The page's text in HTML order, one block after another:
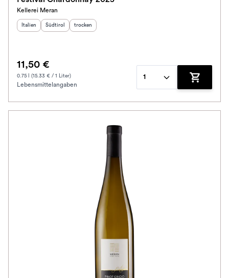
Kellerei Meran
Herkunftsland:
Italien Herkunftsregion:
Südtirol Geschmack
trocken
11,50 €
0.75 l (15.33 € / 1 Liter)
Lebensmittelangaben
1
Zum